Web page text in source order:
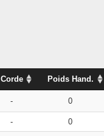
Corde Poids Hand.
- 0
- 0